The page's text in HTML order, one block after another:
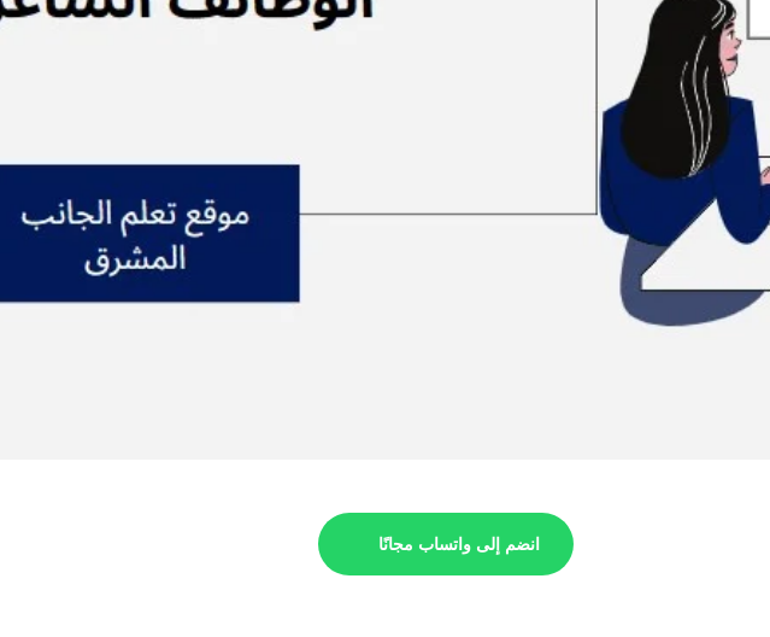
انضم إلى واتساب مجانًا